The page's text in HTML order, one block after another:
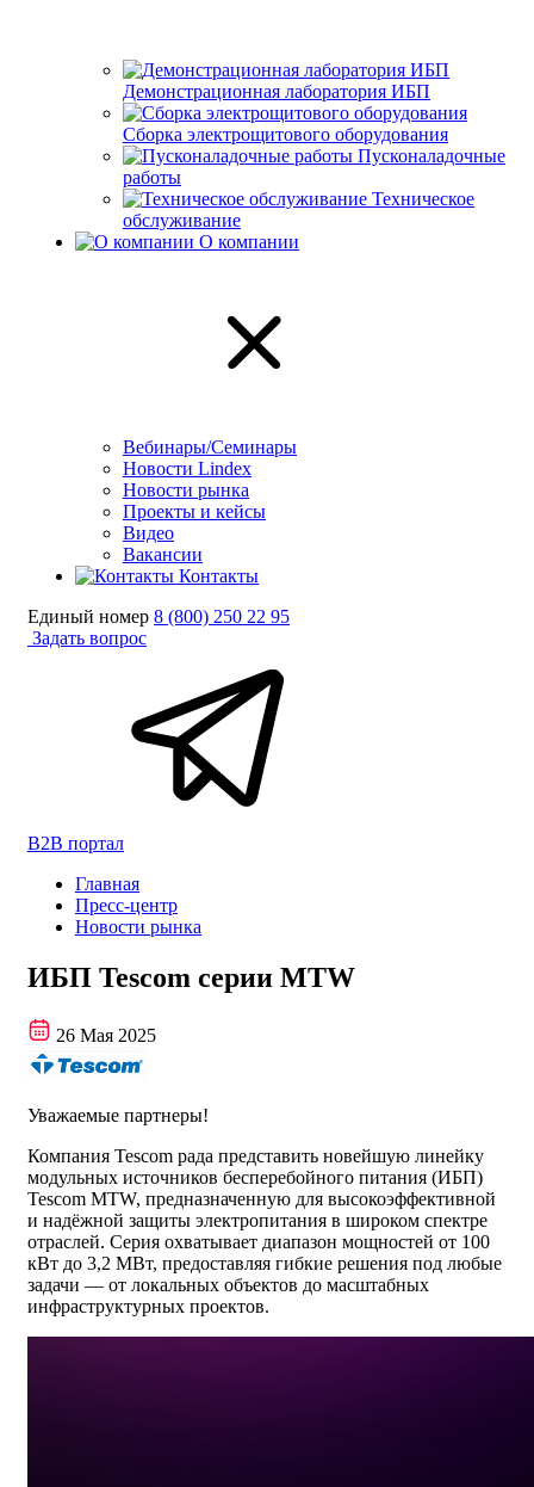
Демонстрационная лаборатория ИБП
Сборка электрощитового оборудования
Пусконаладочные
работы
Техническое
обслуживание
О компании
Вебинары/Семинары
Новости Lindex
Новости рынка
Проекты и кейсы
Видео
Вакансии
Контакты
Единый номер 8 (800) 250 22 95
Задать вопрос
B2B портал
Главная
Пресс-центр
Новости рынка
ИБП Tescom серии MTW
26 Мая 2025
Уважаемые партнеры!
Компания Tescom рада представить новейшую линейку
модульных источников бесперебойного питания (ИБП)
Tescom MTW, предназначенную для высокоэффективной
и надёжной защиты электропитания в широком спектре
отраслей. Серия охватывает диапазон мощностей от 100
кВт до 3,2 МВт, предоставляя гибкие решения под любые
задачи — от локальных объектов до масштабных
инфраструктурных проектов.